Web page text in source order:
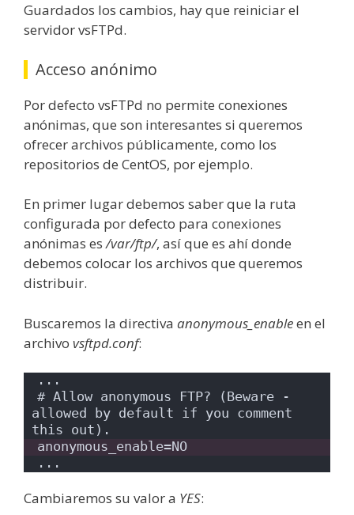
Guardados los cambios, hay que reiniciar el
servidor vsFTPd.
Acceso anónimo
Por defecto vsFTPd no permite conexiones
anónimas, que son interesantes si queremos
ofrecer archivos públicamente, como los
repositorios de CentOS, por ejemplo.
En primer lugar debemos saber que la ruta
configurada por defecto para conexiones
anónimas es/var/ftp/, así que es ahí donde
debemos colocar los archivos que queremos
distribuir.
Buscaremos la directiva anonymous_enableen el
archivo vsftpd.conf:
...
# Allow anonymous FTP? (Beware -
allowed by default if you comment
this out).
anonymous_enable=NO
...
Cambiaremos su valor a YES: